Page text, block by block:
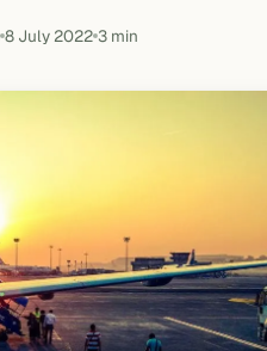
8 July 2022 3 min